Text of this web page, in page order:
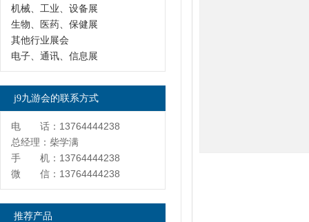
机械、工业、设备展
生物、医药、保健展
其他行业展会
电子、通讯、信息展
j9九游会的联系方式
电 话：13764444238
总经理：柴学满
手 机：13764444238
微 信：13764444238
推荐产品